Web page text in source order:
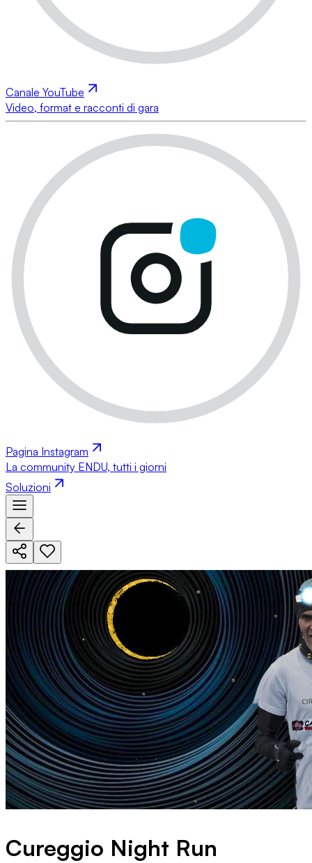
Canale YouTube
Video, format e racconti di gara
Pagina Instagram
La community ENDU, tutti i giorni
Soluzioni
Cureggio Night Run